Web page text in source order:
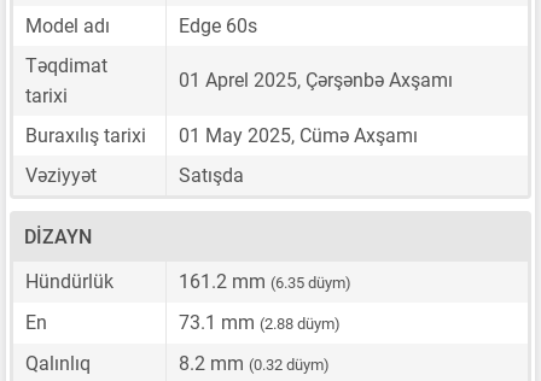
Model adı
Edge 60s
Təqdimat
tarixi
01 Aprel 2025, Çərşənbə Axşamı
Buraxılış tarixi
01 May 2025, Cümə Axşamı
Vəziyyət
Satışda
DIZAYN
Hündürlük
161.2 mm (6.35 düym)
En 73.1 mm (2.88 düym)
Qalınlıq 8.2 mm (0.32 düym)